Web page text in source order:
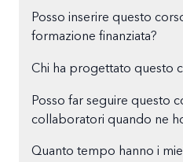
Posso inserire questo
formazione finanziata?
Chi ha progettato questo
Posso far seguire questo
collaboratori quando ne
Quanto tempo hanno i